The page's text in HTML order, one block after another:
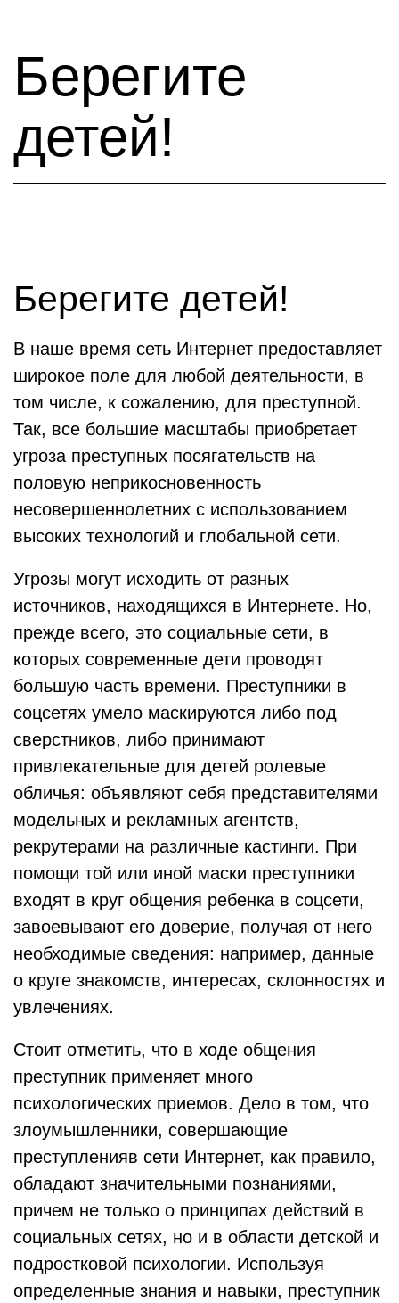
Берегите
детей!
Берегите детей!
В наше время сеть Интернет предоставляет
широкое поле для любой деятельности, в
том числе, к сожалению, для преступной.
Так, все большие масштабы приобретает
угроза преступных посягательств на
половую неприкосновенность
несовершеннолетних с использованием
высоких технологий и глобальной сети.
Угрозы могут исходить от разных
источников, находящихся в Интернете. Но,
прежде всего, это социальные сети, в
которых современные дети проводят
большую часть времени. Преступники в
соцсетях умело маскируются либо под
сверстников, либо принимают
привлекательные для детей ролевые
обличья: объявляют себя представителями
модельных и рекламных агентств,
рекрутерами на различные кастинги. При
помощи той или иной маски преступники
входят в круг общения ребенка в соцсети,
завоевывают его доверие, получая от него
необходимые сведения: например, данные
о круге знакомств, интересах, склонностях и
увлечениях.
Стоит отметить, что в ходе общения
преступник применяет много
психологических приемов. Дело в том, что
злоумышленники, совершающие
преступленияв сети Интернет, как правило,
обладают значительными познаниями,
причем не только о принципах действий в
социальных сетях, но и в области детской и
подростковой психологии. Используя
определенные знания и навыки, преступник